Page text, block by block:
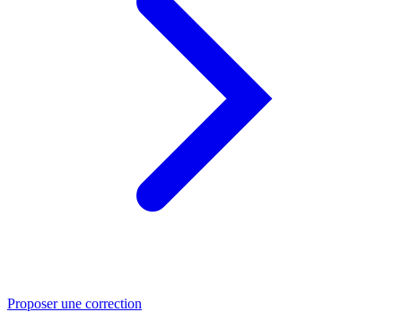
Proposer une correction